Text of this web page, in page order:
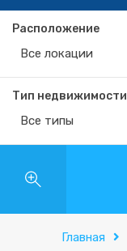
Расположение
Все локации
Тип недвижимости
Все типы
Главная